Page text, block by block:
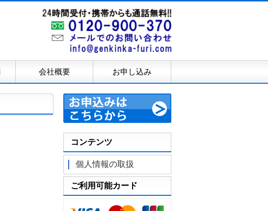
会社概要 お申し込み
コンテンツ
個人情報の取扱
ご利用可能カード